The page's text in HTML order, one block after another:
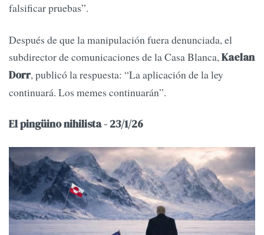
falsificar pruebas”.
Después de que la manipulación fuera denunciada, el
subdirector de comunicaciones de la Casa Blanca, Kaelan
Dorr, publicó la respuesta: “La aplicación de la ley
continuará. Los memes continuarán”.
El pingüino nihilista - 23/1/26